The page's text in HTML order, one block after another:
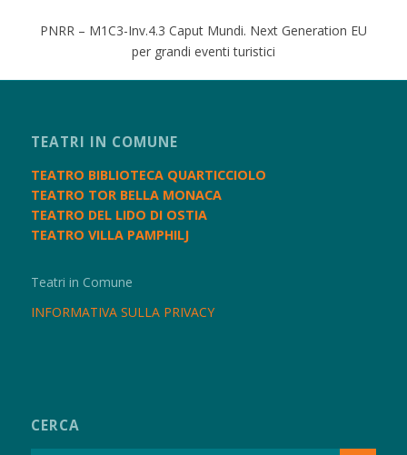
PNRR – M1C3-Inv.4.3 Caput Mundi. Next Generation EU
per grandi eventi turistici
TEATRI IN COMUNE
TEATRO BIBLIOTECA QUARTICCIOLO
TEATRO TOR BELLA MONACA
TEATRO DEL LIDO DI OSTIA
TEATRO VILLA PAMPHILJ
Teatri in Comune
INFORMATIVA SULLA PRIVACY
CERCA